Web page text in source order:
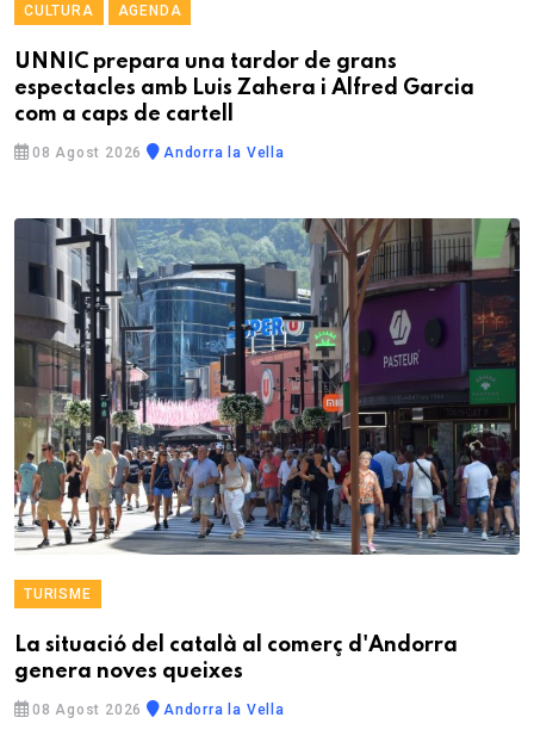
CULTURA AGENDA
UNNIC prepara una tardor de grans
espectacles amb Luis Zahera i Alfred Garcia
com a caps de cartell
08 Agost 2026 Andorra la Vella
TURISME
La situació del català al comerç d'Andorra
genera noves queixes
08 Agost 2026 Andorra la Vella